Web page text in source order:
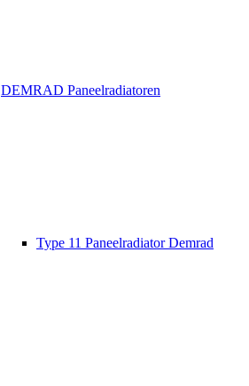
DEMRAD Paneelradiatoren
Type 11 Paneelradiator Demrad